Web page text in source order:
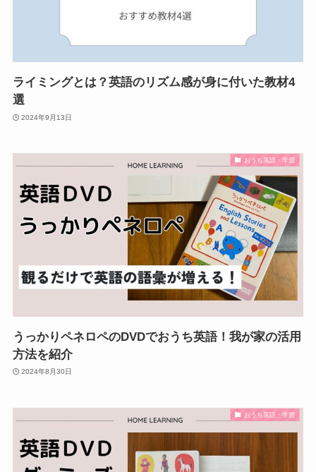
ライミングとは？英語のリズム感が身に付いた教材4
選
2024年9月13日
おうち英語・学習
うっかりペネロペのDVDでおうち英語！我が家の活用
方法を紹介
2024年8月30日
おうち英語・学習